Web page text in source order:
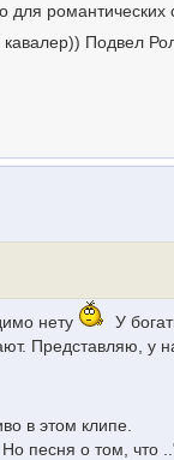
для романтических
Подвел
нету
У
Представляю, у
в этом клипе.
песня о том, что